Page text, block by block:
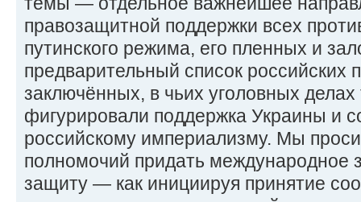
правозащитной поддержки всех
путинского режима, его пленных и
предварительный список российских
заключённых, в чьих уголовных
фигурировали поддержка Украины и
российскому империализму. Мы
полномочий придать международное
защиту — как инициируя принятие